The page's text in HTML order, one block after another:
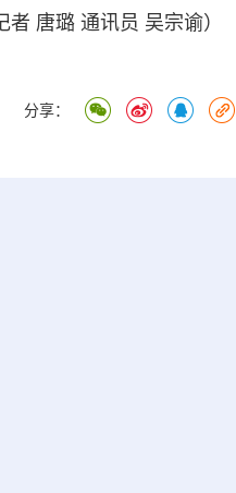
唐璐 通讯员 吴宗谕）
分享：